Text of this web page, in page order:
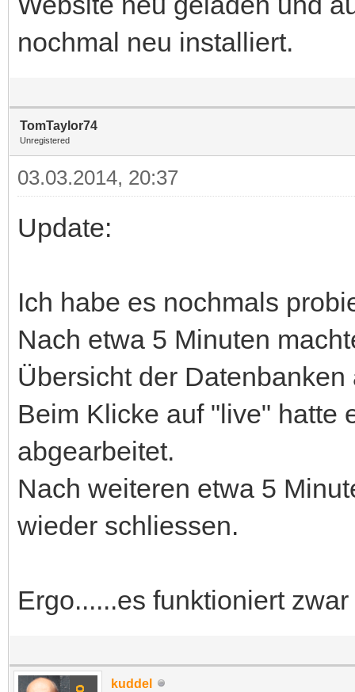
nochmal neu installiert.
TomTaylor74
Unregistered
03.03.2014, 20:37
Update:
Ich habe es nochmals
Nach etwa 5 Minuten
Übersicht der Datenbanken
Beim Klicke auf "live" hatte
abgearbeitet.
Nach weiteren etwa 5
wieder schliessen.
Ergo......es funktioniert
kuddel